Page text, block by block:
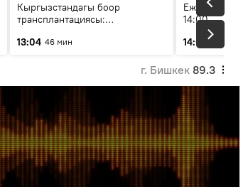
Кыргызстандагы боор
трансплантациясы:
келечеги
13:04 46 мин
Ежедневные
14:00
14:01
3 мин
г. Бишкек 89.3